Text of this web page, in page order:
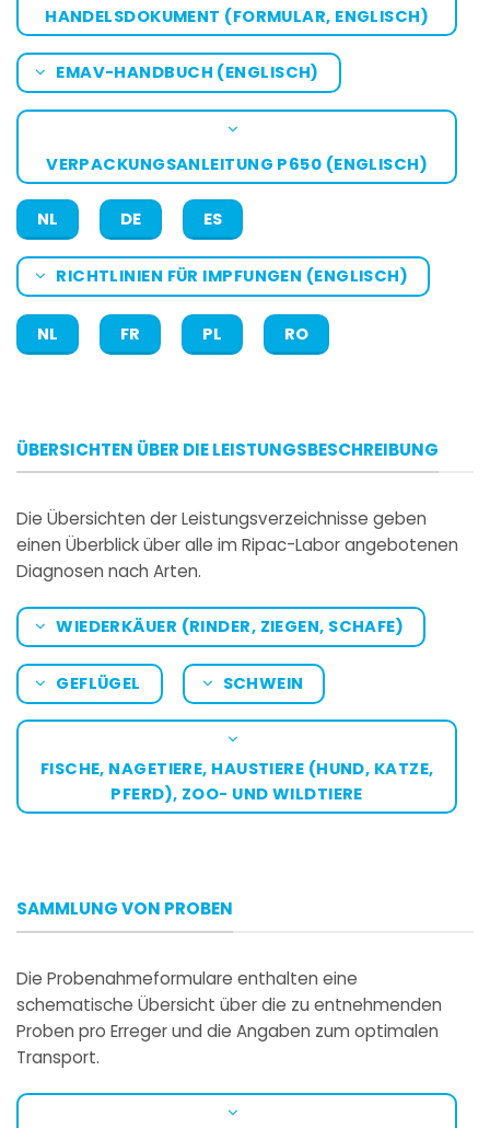
HANDELSDOKUMENT (FORMULAR, ENGLISCH)
EMAV-HANDBUCH (ENGLISCH)
VERPACKUNGSANLEITUNG P650 (ENGLISCH)
NL DE ES
RICHTLINIEN FÜR IMPFUNGEN (ENGLISCH)
NL FR PL RO
ÜBERSICHTEN ÜBER DIE LEISTUNGSBESCHREIBUNG
Die Übersichten der Leistungsverzeichnisse geben
einen Überblick über alle im Ripac-Labor angebotenen
Diagnosen nach Arten.
WIEDERKÄUER (RINDER, ZIEGEN, SCHAFE)
GEFLÜGEL SCHWEIN
FISCHE, NAGETIERE, HAUSTIERE (HUND, KATZE,
PFERD), ZOO- UND WILDTIERE
SAMMLUNG VON PROBEN
Die Probenahmeformulare enthalten eine
schematische Übersicht über die zu entnehmenden
Proben pro Erreger und die Angaben zum optimalen
Transport.